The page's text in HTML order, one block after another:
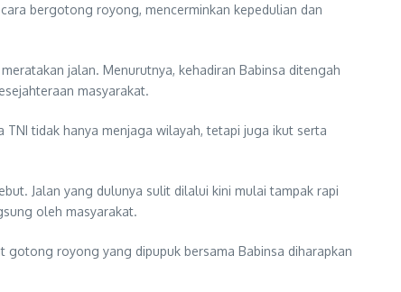
bergotong royong, mencerminkan kepedulian dan
jalan. Menurutnya, kehadiran Babinsa ditengah
masyarakat.
tidak hanya menjaga wilayah, tetapi juga ikut serta
Jalan yang dulunya sulit dilalui kini mulai tampak rapi
oleh masyarakat.
gotong royong yang dipupuk bersama Babinsa diharapkan